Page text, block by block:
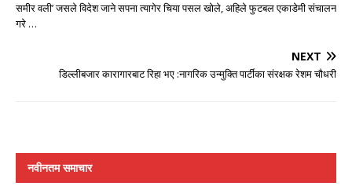
समीर वली’ जसले विदेश जाने सपना त्यागेर चिया पसल खोले, अहिले फुटबल एकाडेमी संचालन
गरे …
NEXT
डिल्लीबजार कारागारबाट रिहा भए :नागरिक उन्मुक्ति पार्टीका संरक्षक रेशम चौधरी
नवीनतम समाचार